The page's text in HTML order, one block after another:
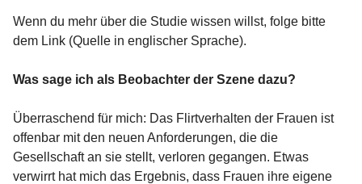
Wenn du mehr über die Studie wissen willst, folge bitte
dem Link (Quelle in englischer Sprache).
Was sage ich als Beobachter der Szene dazu?
Überraschend für mich: Das Flirtverhalten der Frauen ist
offenbar mit den neuen Anforderungen, die die
Gesellschaft an sie stellt, verloren gegangen. Etwas
verwirrt hat mich das Ergebnis, dass Frauen ihre eigene